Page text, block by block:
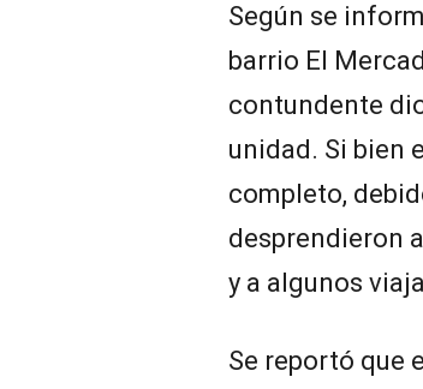
Según se
barrio El
contundente
unidad. Si bien
completo,
desprendieron
y a algunos
Se reportó que